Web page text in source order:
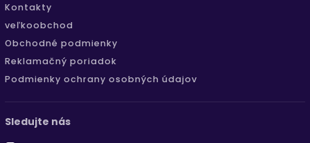
Kontakty
veľkoobchod
Obchodné podmienky
Reklamačný poriadok
Podmienky ochrany osobných údajov
Sledujte nás